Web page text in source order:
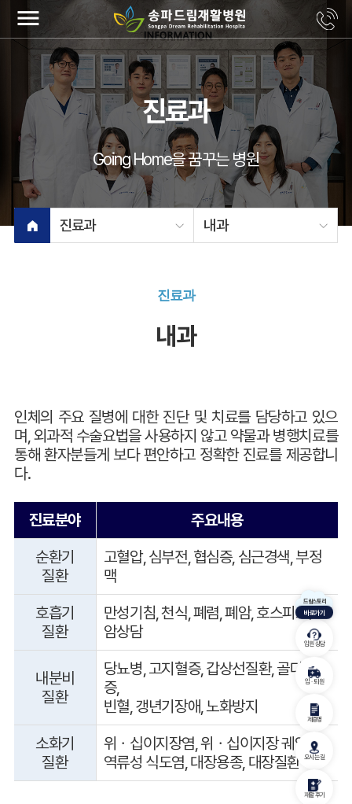
드림스토리
바로가기
입원 상담
입 · 퇴원
제증명
오시는 길
재활 후기
menu
진료과
Going Home을 꿈꾸는 병원
진료과 내과
진료과
내과
며, 외과적 수술요법을 사용하지 않고
다.
진료분야
주요내용
순환기
질환
맥
호흡기
질환
만성기침, 천식, 폐렴, 폐암, 호스피스,
암상담
내분비
질환
증,
빈혈, 갱년기장애, 노화방지
소화기
질환
위ㆍ십이지장염, 위ㆍ십이지장 궤양,
역류성 식도염, 대장용종, 대장질환